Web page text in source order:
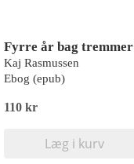
Fyrre år bag tremmer
Kaj Rasmussen
Ebog (epub)
110 kr
Læg i kurv